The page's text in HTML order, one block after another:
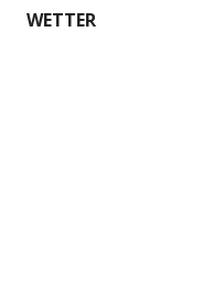
WETTER